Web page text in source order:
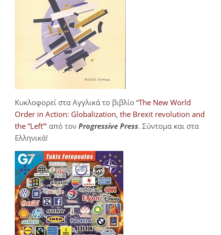
Κυκλοφορεί στα Αγγλικά το βιβλίο “The New World
Order in Action: Globalization, the Brexit revolution and
the “Left”‘ από τον Progressive Press. Σύντομα και στα
Ελληνικά!